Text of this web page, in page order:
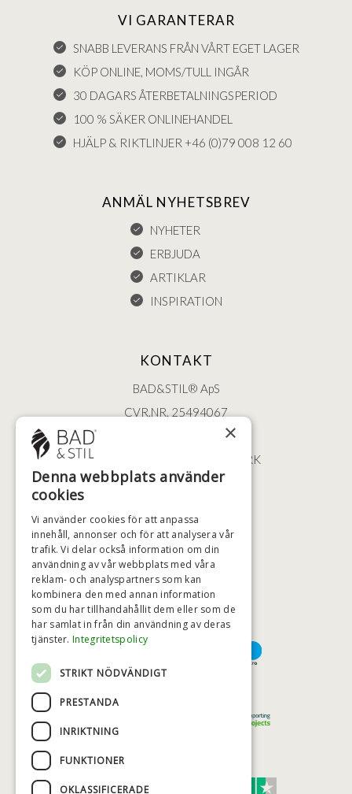
VI GARANTERAR
SNABB LEVERANS FRÅN VÅRT EGET LAGER
KÖP ONLINE, MOMS/TULL INGÅR
30 DAGARS ÅTERBETALNINGSPERIOD
100 % SÄKER ONLINEHANDEL
HJÄLP & RIKTLINJER +46 (0)79 008 12 60
ANMÄL NYHETSBREV
NYHETER
ERBJUDA
ARTIKLAR
INSPIRATION
KONTAKT
BAD&STIL® ApS
CVR.NR. 25494067
ØSTERBROGADE 202
2100 KØBENHAVN • DANMARK
+46 (0)79 008 12 60
HÖGSTA KREDITVÄRDIGHET
BETALNINGSALTERNATIV
×
Denna webbplats använder
cookies
Vi använder cookies för att anpassa
innehåll, annonser och för att analysera vår
trafik. Vi delar också information om din
användning av vår webbplats med våra
reklam- och analyspartners som kan
kombinera den med annan information
som du har tillhandahållit dem eller som de
har samlat in från din användning av deras
tjänster. Integritetspolicy
STRIKT NÖDVÄNDIGT
PRESTANDA
INRIKTNING
FUNKTIONER
OKLASSIFICERADE